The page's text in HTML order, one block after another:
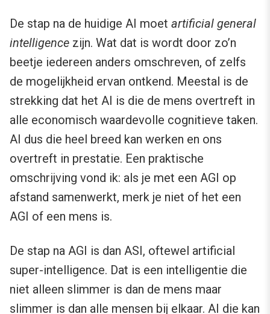
De stap na de huidige AI moet artificial general
intelligence zijn. Wat dat is wordt door zo’n
beetje iedereen anders omschreven, of zelfs
de mogelijkheid ervan ontkend. Meestal is de
strekking dat het AI is die de mens overtreft in
alle economisch waardevolle cognitieve taken.
AI dus die heel breed kan werken en ons
overtreft in prestatie. Een praktische
omschrijving vond ik: als je met een AGI op
afstand samenwerkt, merk je niet of het een
AGI of een mens is.
De stap na AGI is dan ASI, oftewel artificial
super-intelligence. Dat is een intelligentie die
niet alleen slimmer is dan de mens maar
slimmer is dan alle mensen bij elkaar. AI die kan